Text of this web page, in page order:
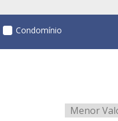
Condomínio